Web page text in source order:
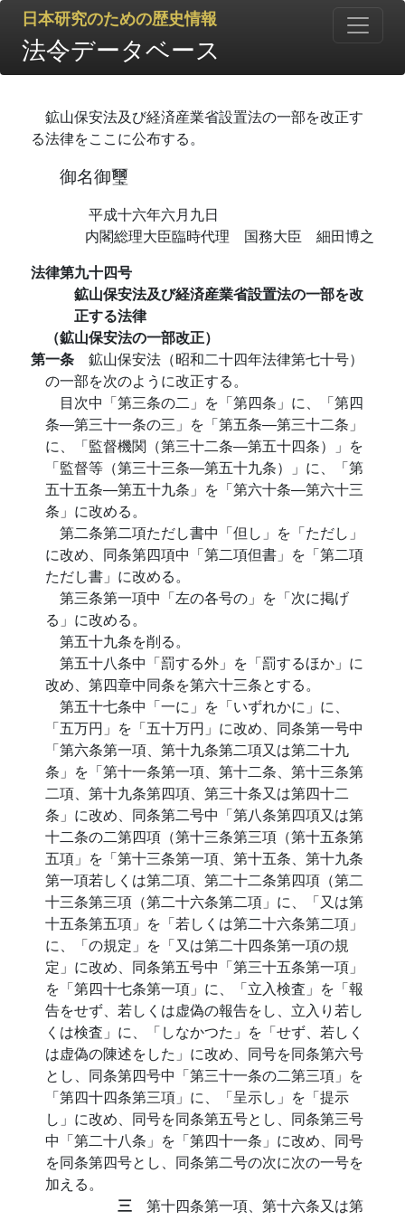
日本研究のための歴史情報
法令データベース
鉱山保安法及び経済産業省設置法の一部を改正す
る法律をここに公布する。
御名御璽
平成十六年六月九日
内閣総理大臣臨時代理 国務大臣 細田博之
法律第九十四号
鉱山保安法及び経済産業省設置法の一部を改
正する法律
（鉱山保安法の一部改正）
第一条 鉱山保安法（昭和二十四年法律第七十号）
の一部を次のように改正する。
目次中「第三条の二」を「第四条」に、「第四
条―第三十一条の三」を「第五条―第三十二条」
に、「監督機関（第三十二条―第五十四条）」を
「監督等（第三十三条―第五十九条）」に、「第
五十五条―第五十九条」を「第六十条―第六十三
条」に改める。
第二条第二項ただし書中「但し」を「ただし」
に改め、同条第四項中「第二項但書」を「第二項
ただし書」に改める。
第三条第一項中「左の各号の」を「次に掲げ
る」に改める。
第五十九条を削る。
第五十八条中「罰する外」を「罰するほか」に
改め、第四章中同条を第六十三条とする。
第五十七条中「一に」を「いずれかに」に、
「五万円」を「五十万円」に改め、同条第一号中
「第六条第一項、第十九条第二項又は第二十九
条」を「第十一条第一項、第十二条、第十三条第
二項、第十九条第四項、第三十条又は第四十二
条」に改め、同条第二号中「第八条第四項又は第
十二条の二第四項（第十三条第三項（第十五条第
五項」を「第十三条第一項、第十五条、第十九条
第一項若しくは第二項、第二十二条第四項（第二
十三条第三項（第二十六条第二項」に、「又は第
十五条第五項」を「若しくは第二十六条第二項」
に、「の規定」を「又は第二十四条第一項の規
定」に改め、同条第五号中「第三十五条第一項」
を「第四十七条第一項」に、「立入検査」を「報
告をせず、若しくは虚偽の報告をし、立入り若し
くは検査」に、「しなかつた」を「せず、若しく
は虚偽の陳述をした」に改め、同号を同条第六号
とし、同条第四号中「第三十一条の二第三項」を
「第四十四条第三項」に、「呈示し」を「提示
し」に改め、同号を同条第五号とし、同条第三号
中「第二十八条」を「第四十一条」に改め、同号
を同条第四号とし、同条第二号の次に次の一号を
加える。
三 第十四条第一項、第十六条又は第